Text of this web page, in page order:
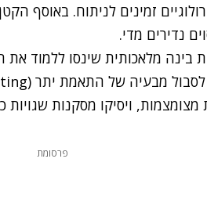
זמינים לניתוח. באוסף
נדירים מדי.
בינה מלאכותית שינסו ללמוד
ויסיקו מסקנות
פרסומת